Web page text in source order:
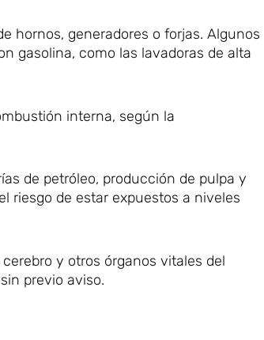
hornos, generadores o forjas. Algunos
gasolina, como las lavadoras de alta
interna, según la
de petróleo, producción de pulpa y
riesgo de estar expuestos a niveles
y otros órganos vitales del
previo aviso.